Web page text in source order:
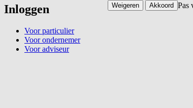
Inloggen
Voor particulier
Voor ondernemer
Voor adviseur
Pas
Weigeren Akkoord